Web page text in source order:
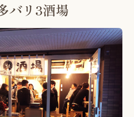
バリ3酒場